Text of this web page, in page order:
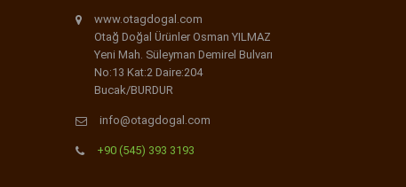
www.otagdogal.com
Otağ Doğal Ürünler Osman YILMAZ
Yeni Mah. Süleyman Demirel Bulvarı
No:13 Kat:2 Daire:204
Bucak/BURDUR
info@otagdogal.com
+90 (545) 393 3193